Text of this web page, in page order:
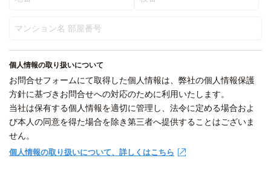
個人情報の取り扱いについて
お問合せフォームにて取得した個人情報は、弊社の個人情報保護
方針に基づきお問合せへの対応のために利用いたします。
当社は保有する個人情報を適切に管理し、法令に定める場合およ
び本人の同意を得た場合を除き第三者へ提供することはございま
せん。
個人情報の取り扱いについて、詳しくはこちら